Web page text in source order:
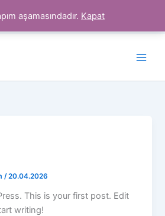
aşamasındadır. Kapat
/20.04.2026
This is your first post. Edit
writing!